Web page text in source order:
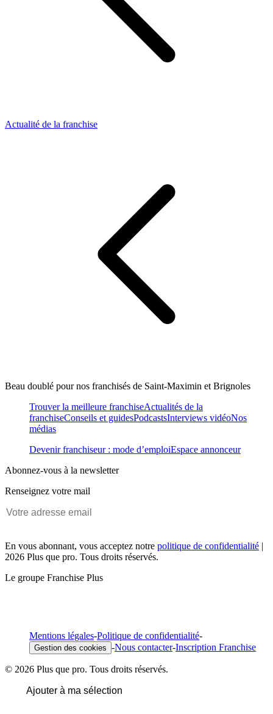
Actualité de la franchise
Beau doublé pour nos franchisés de Saint-Maximin et Brignoles
Trouver la meilleure franchiseActualités de la
franchiseConseils et guidesPodcastsInterviews vidéoNos
médias
Devenir franchiseur : mode d’emploiEspace annonceur
Abonnez-vous à la newsletter
Renseignez votre mail
En vous abonnant, vous acceptez notre politique de confidentialité |
2026 Plus que pro. Tous droits réservés.
Le groupe Franchise Plus
Mentions légales-Politique de confidentialité-
Gestion des cookies -Nous contacter-Inscription Franchise
© 2026 Plus que pro. Tous droits réservés.
Ajouter à ma sélection